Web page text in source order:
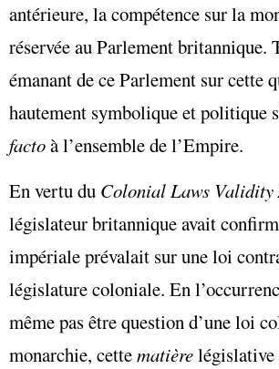
antérieure, la compétence sur la
réservée au Parlement britannique.
émanant de ce Parlement sur cette
hautement symbolique et politique
factoà l’ensemble de l’Empire.
En vertu du Colonial Laws Validity
législateur britannique avait
impériale prévalait sur une loi
législature coloniale. En
même pas être question d’une loi
monarchie, cettematièrelégislative